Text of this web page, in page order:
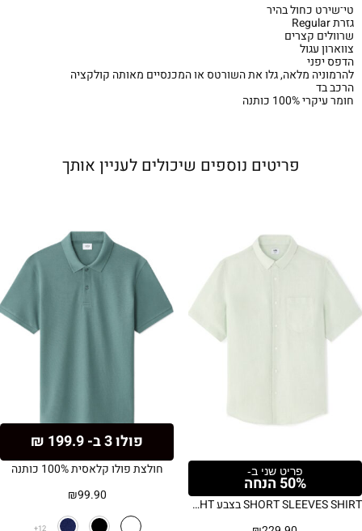
טי־שירט כחול בהיר
גזרת Regular
שרוולים קצרים
צווארון עגול
הדפס יפני
להרמוניה מלאה, גלו את השורטס או המכנסיים מאותה קולקציה
הרכב בד
חומר עיקרי 100% כותנה
פריטים נוספים שיכולים לעניין אותך
פריט שני ב-
50% הנחה
SHORT SLEEVES SHIRT בצבע GREEN LIGHT
פולו 3 ב- 199.9 ₪
חולצת פולו קלאסית 100% כותנה
₪99.90
12